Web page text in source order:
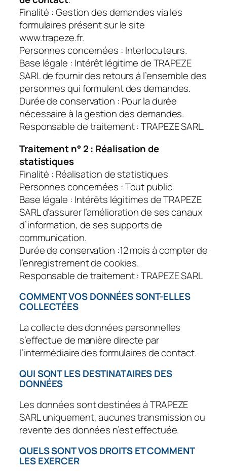
Finalité : Gestion des demandes via les
formulaires présent sur le site
www.trapeze.fr.
Personnes concernées : Interlocuteurs.
Base légale : Intérêt légitime de TRAPEZE
SARL de fournir des retours à l’ensemble des
personnes qui formulent des demandes.
Durée de conservation : Pour la durée
nécessaire à la gestion des demandes.
Responsable de traitement : TRAPEZE SARL.
Traitement n° 2 : Réalisation de
statistiques
Finalité : Réalisation de statistiques
Personnes concernées : Tout public
Base légale : Intérêts légitimes de TRAPEZE
SARL d’assurer l’amélioration de ses canaux
d’information, de ses supports de
communication.
Durée de conservation :12 mois à compter de
l’enregistrement de cookies.
Responsable de traitement : TRAPEZE SARL
COMMENT VOS DONNÉES SONT-ELLES
COLLECTÉES
La collecte des données personnelles
s’effectue de manière directe par
l’intermédiaire des formulaires de contact.
QUI SONT LES DESTINATAIRES DES
DONNÉES
Les données sont destinées à TRAPEZE
SARL uniquement, aucunes transmission ou
revente des données n’est effectuée.
QUELS SONT VOS DROITS ET COMMENT
LES EXERCER